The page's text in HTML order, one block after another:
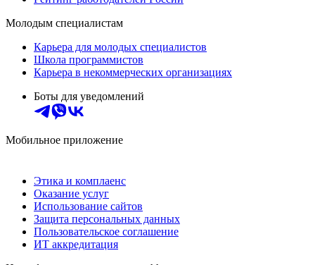
Молодым специалистам
Карьера для молодых специалистов
Школа программистов
Карьера в некоммерческих организациях
Боты для уведомлений
Мобильное приложение
Этика и комплаенс
Оказание услуг
Использование сайтов
Защита персональных данных
Пользовательское соглашение
ИТ аккредитация